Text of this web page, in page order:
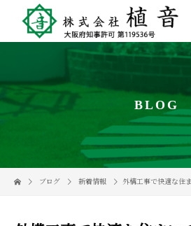
BLOG
ブログ 新着情報 外構工事で快適な住